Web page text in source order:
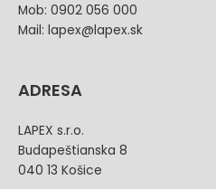
Mob: 0902 056 000
Mail: lapex@lapex.sk
ADRESA
LAPEX s.r.o.
Budapeštianska 8
040 13 Košice